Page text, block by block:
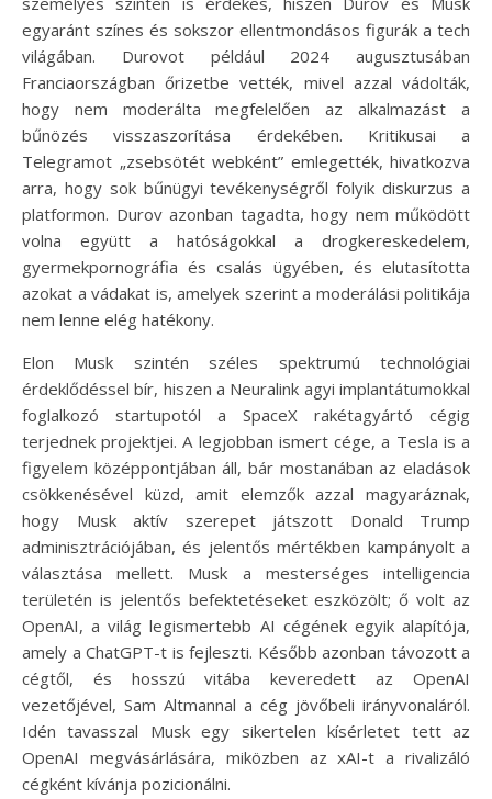
egyaránt színes és sokszor ellentmondásos figurák a tech
világában. Durovot például 2024 augusztusában
Franciaországban őrizetbe vették, mivel azzal vádolták,
hogy nem moderálta megfelelően az alkalmazást a
bűnözés visszaszorítása érdekében. Kritikusai a
Telegramot „zsebsötét webként” emlegették, hivatkozva
arra, hogy sok bűnügyi tevékenységről folyik diskurzus a
platformon. Durov azonban tagadta, hogy nem működött
volna együtt a hatóságokkal a drogkereskedelem,
gyermekpornográfia és csalás ügyében, és elutasította
azokat a vádakat is, amelyek szerint a moderálási politikája
nem lenne elég hatékony.
Elon Musk szintén széles spektrumú technológiai
érdeklődéssel bír, hiszen a Neuralink agyi implantátumokkal
foglalkozó startupotól a SpaceX rakétagyártó cégig
terjednek projektjei. A legjobban ismert cége, a Tesla is a
figyelem középpontjában áll, bár mostanában az eladások
csökkenésével küzd, amit elemzők azzal magyaráznak,
hogy Musk aktív szerepet játszott Donald Trump
adminisztrációjában, és jelentős mértékben kampányolt a
választása mellett. Musk a mesterséges intelligencia
területén is jelentős befektetéseket eszközölt; ő volt az
OpenAI, a világ legismertebb AI cégének egyik alapítója,
amely a ChatGPT-t is fejleszti. Később azonban távozott a
cégtől, és hosszú vitába keveredett az OpenAI
vezetőjével, Sam Altmannal a cég jövőbeli irányvonaláról.
Idén tavasszal Musk egy sikertelen kísérletet tett az
OpenAI megvásárlására, miközben az xAI-t a rivalizáló
cégként kívánja pozicionálni.